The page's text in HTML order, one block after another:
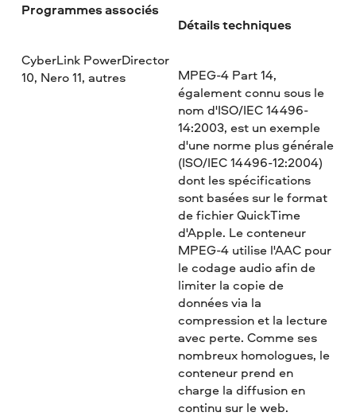
Programmes associés
CyberLink PowerDirector
10, Nero 11, autres
Détails techniques
MPEG-4 Part 14,
également connu sous le
nom d'ISO/IEC 14496-
14:2003, est un exemple
d'une norme plus générale
(ISO/IEC 14496-12:2004)
dont les spécifications
sont basées sur le format
de fichier QuickTime
d'Apple. Le conteneur
MPEG-4 utilise l'AAC pour
le codage audio afin de
limiter la copie de
données via la
compression et la lecture
avec perte. Comme ses
nombreux homologues, le
conteneur prend en
charge la diffusion en
continu sur le web.